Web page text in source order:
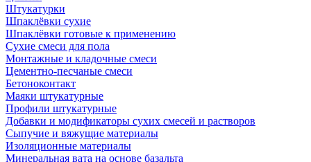
Штукатурки
Шпаклёвки сухие
Шпаклёвки готовые к применению
Сухие смеси для пола
Монтажные и кладочные смеси
Цементно-песчаные смеси
Бетоноконтакт
Маяки штукатурные
Профили штукатурные
Добавки и модификаторы сухих смесей и растворов
Сыпучие и вяжущие материалы
Изоляционные материалы
Минеральная вата на основе базальта